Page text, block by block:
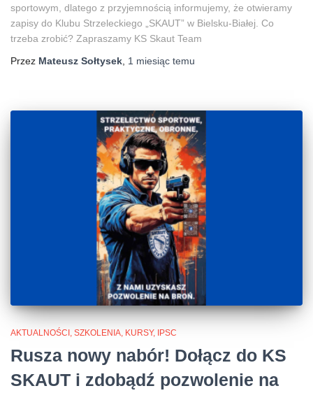
sportowym, dlatego z przyjemnością informujemy, że otwieramy
zapisy do Klubu Strzeleckiego „SKAUT” w Bielsku-Białej. Co
trzeba zrobić? Zapraszamy KS Skaut Team
Przez Mateusz Sołtysek, 1 miesiąc temu
AKTUALNOŚCI, SZKOLENIA, KURSY, IPSC
Rusza nowy nabór! Dołącz do KS
SKAUT i zdobądź pozwolenie na